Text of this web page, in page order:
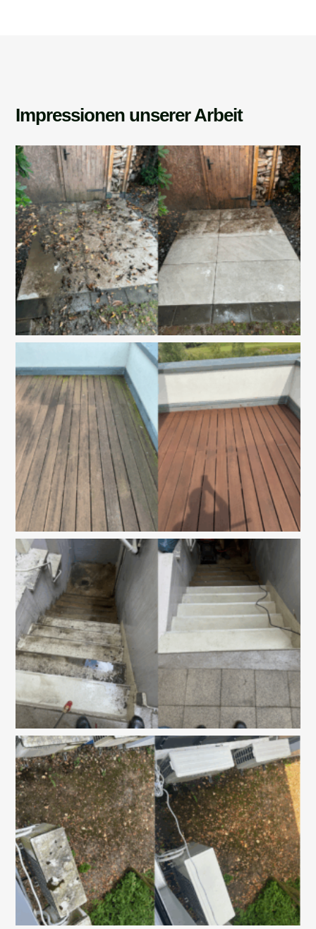
Impressionen unserer Arbeit